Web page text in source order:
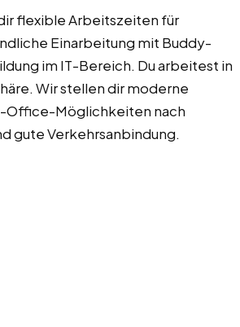
flexible Arbeitszeiten für
Einarbeitung mit Buddy-
im IT-Bereich. Du arbeitest in
Wir stellen dir moderne
Office-Möglichkeiten nach
gute Verkehrsanbindung.